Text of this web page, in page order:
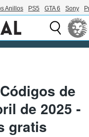
Anillos PS5 GTA 6 Sony
de
de 2025 -
gratis